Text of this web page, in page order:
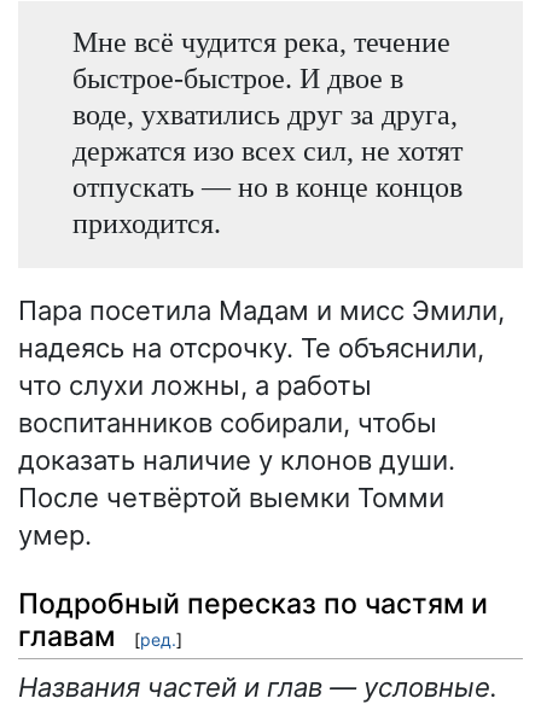
Мне всё чудится река, течение
быстрое-быстрое. И двое в
воде, ухватились друг за друга,
держатся изо всех сил, не хотят
отпускать — но в конце концов
приходится.
Пара посетила Мадам и мисс Эмили,
надеясь на отсрочку. Те объяснили,
что слухи ложны, а работы
воспитанников собирали, чтобы
доказать наличие у клонов души.
После четвёртой выемки Томми
умер.
Подробный пересказ по частям и
главам
[ред.]
Названия частей и глав — условные.